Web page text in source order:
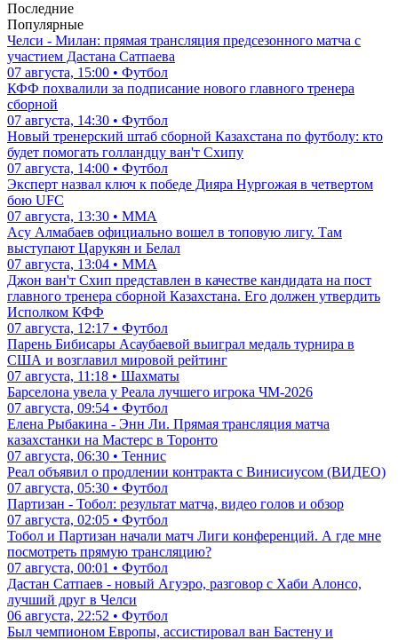
Последние
Популярные
Челси - Милан: прямая трансляция предсезонного матча с
участием Дастана Сатпаева
07 августа, 15:00 • Футбол
КФФ похвалили за подписание нового главного тренера
сборной
07 августа, 14:30 • Футбол
Новый тренерский штаб сборной Казахстана по футболу: кто
будет помогать голландцу ван'т Схипу
07 августа, 14:00 • Футбол
Эксперт назвал ключ к победе Дияра Нургожая в четвертом
бою UFC
07 августа, 13:30 • ММА
Асу Алмабаев официально вошел в топовую лигу. Там
выступают Царукян и Белал
07 августа, 13:04 • ММА
Джон ван'т Схип представлен в качестве кандидата на пост
главного тренера сборной Казахстана. Его должен утвердить
Исполком КФФ
07 августа, 12:17 • Футбол
Парень Бибисары Асаубаевой выиграл медаль турнира в
США и возглавил мировой рейтинг
07 августа, 11:18 • Шахматы
Барселона увела у Реала лучшего игрока ЧМ-2026
07 августа, 09:54 • Футбол
Елена Рыбакина - Энн Ли. Прямая трансляция матча
казахстанки на Мастерс в Торонто
07 августа, 06:30 • Теннис
Реал объявил о продлении контракта с Винисиусом (ВИДЕО)
07 августа, 05:30 • Футбол
Партизан - Тобол: результат матча, видео голов и обзор
07 августа, 02:05 • Футбол
Тобол и Партизан начали матч Лиги конференций. А где мне
посмотреть прямую трансляцию?
07 августа, 00:01 • Футбол
Дастан Сатпаев - новый Агуэро, разговор с Хаби Алонсо,
лучший друг в Челси
06 августа, 22:52 • Футбол
Был чемпионом Европы, ассистировал ван Бастену и